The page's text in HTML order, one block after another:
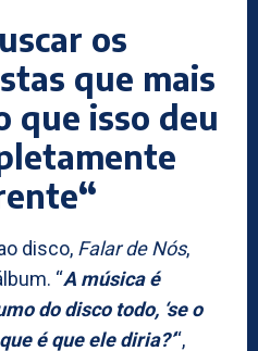
os
que mais
que isso deu
“
disco, Falar de Nós,
“A música é
do disco todo, ‘se o
é que ele diria?’“,